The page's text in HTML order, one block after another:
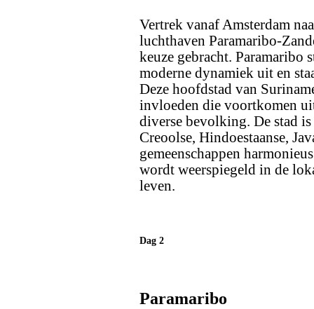
Vertrek vanaf Amsterdam
luchthaven Paramaribo-
keuze gebracht. Paramaribo
moderne dynamiek uit en
Deze hoofdstad van
invloeden die voortkomen
diverse bevolking. De stad
Creoolse, Hindoestaanse,
gemeenschappen
wordt weerspiegeld in de
leven.
Dag 2
Paramaribo